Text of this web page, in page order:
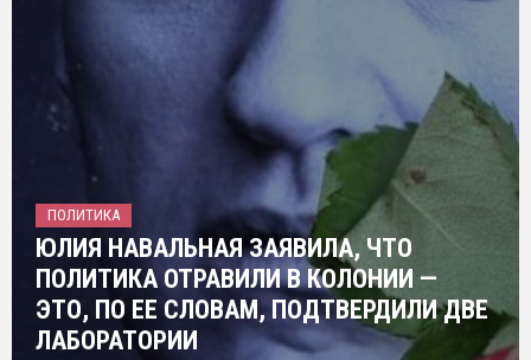
ПОЛИТИКА
ЮЛИЯ НАВАЛЬНАЯ ЗАЯВИЛА, ЧТО
ПОЛИТИКА ОТРАВИЛИ В КОЛОНИИ —
ЭТО, ПО ЕЕ СЛОВАМ, ПОДТВЕРДИЛИ ДВЕ
ЛАБОРАТОРИИ